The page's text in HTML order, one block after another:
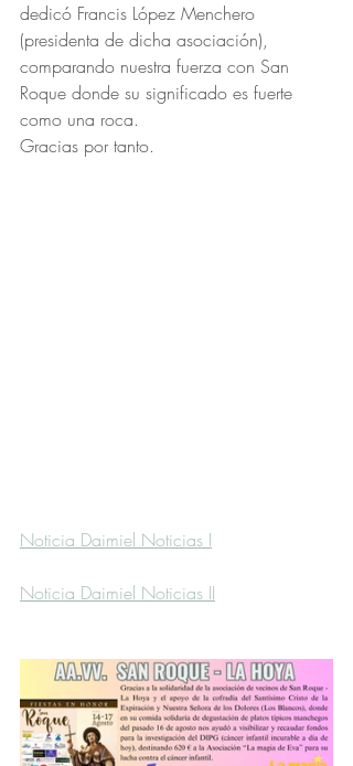
dedicó Francis López Menchero
(presidenta de dicha asociación),
comparando nuestra fuerza con San
Roque donde su significado es fuerte
como una roca.
Gracias por tanto.
Noticia Daimiel Noticias I
Noticia Daimiel Noticias II